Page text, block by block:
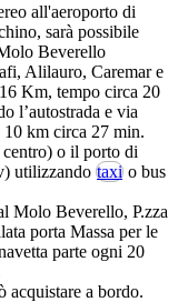
all'aeroporto di
sarà possibile
Beverello
Alilauro, Caremar e
Km, tempo circa 20
l’autostrada e via
10 km circa 27 min.
centro) o il porto di
utilizzando taxi o bus
Molo Beverello, P.zza
porta Massa per le
parte ogni 20
acquistare a bordo.